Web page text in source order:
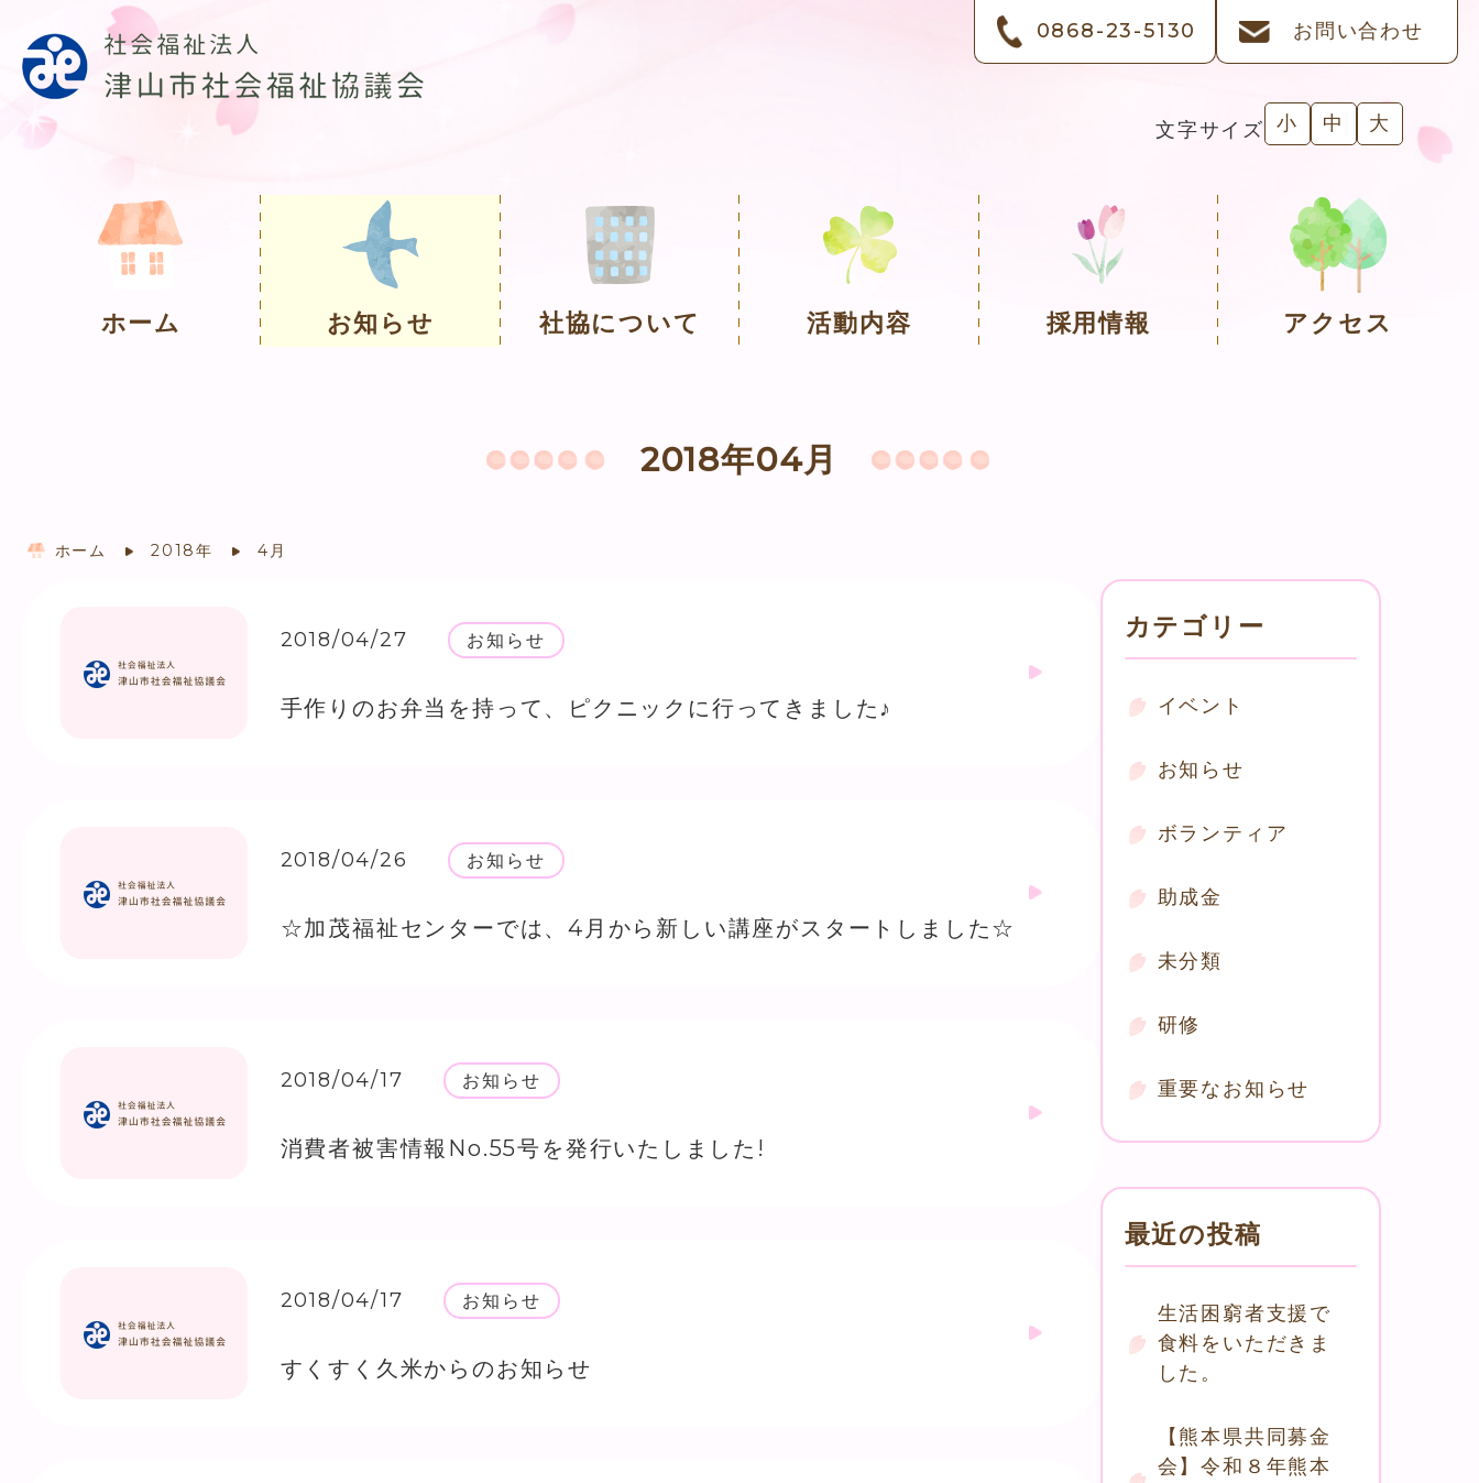
0868-23-5130 お問い合わせ
文字サイズ 小 中 大
ホーム お知らせ 社協について 活動内容 採用情報 アクセス
2018年04月
ホーム 2018年 4月
2018/04/27 お知らせ
手作りのお弁当を持って、ピクニックに行ってきました♪
2018/04/26 お知らせ
☆加茂福祉センターでは、4月から新しい講座がスタートしました☆
2018/04/17 お知らせ
消費者被害情報No.55号を発行いたしました!
2018/04/17 お知らせ
すくすく久米からのお知らせ
カテゴリー
イベント
お知らせ
ボランティア
助成金
未分類
研修
重要なお知らせ
最近の投稿
生活困窮者支援で
食料をいただきま
した。
【熊本県共同募金
会】令和８年熊本